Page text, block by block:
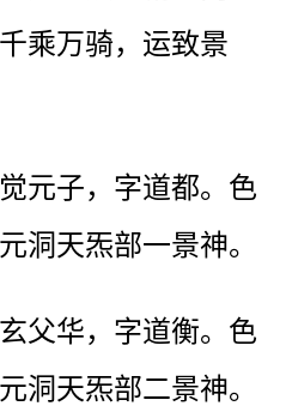
乘万骑，运致景
元子，字道都。色
洞天炁部一景神。
父华，字道衡。色
洞天炁部二景神。